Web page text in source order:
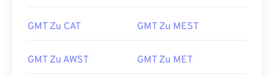
GMT Zu CAT GMT Zu MEST
GMT Zu AWST GMT Zu MET